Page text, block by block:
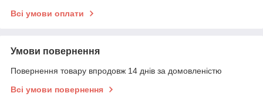
Всі умови оплати
Умови повернення
Повернення товару впродовж 14 днів за домовленістю
Всі умови повернення